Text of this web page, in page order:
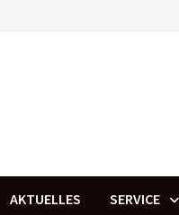
AKTUELLES SERVICE